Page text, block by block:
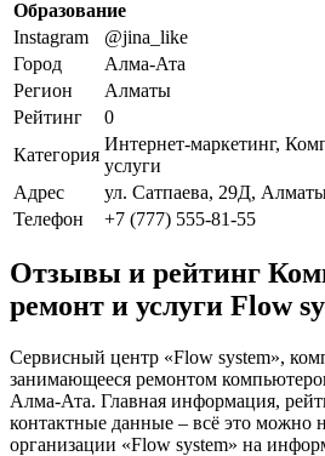
Образование
Instagram
@jina_like
Город
Алма-Ата
Регион
Алматы
Рейтинг
0
Категория
Интернет-маркетинг,
услуги
Адрес
ул. Сатпаева, 29Д,
Телефон
+7 (777) 555-81-55
Отзывы и рейтинг
ремонт и услуги Flow
Сервисный центр «Flow system»,
занимающееся ремонтом
Алма-Ата. Главная информация,
контактные данные – всё это можно
организации «Flow system» на